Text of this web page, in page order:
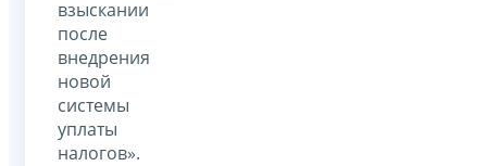
взыскании
после
внедрения
новой
системы
уплаты
налогов».